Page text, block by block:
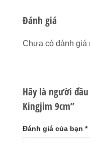
Đánh giá
Chưa có đánh giá
Hãy là người
Kingjim 9cm”
Đánh giá của bạn *